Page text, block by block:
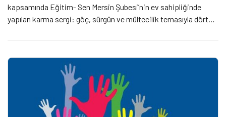
kapsamında Eğitim- Sen Mersin Şubesi’nin ev sahipliğinde
yapılan karma sergi: göç, sürgün ve mültecilik temasıyla dört